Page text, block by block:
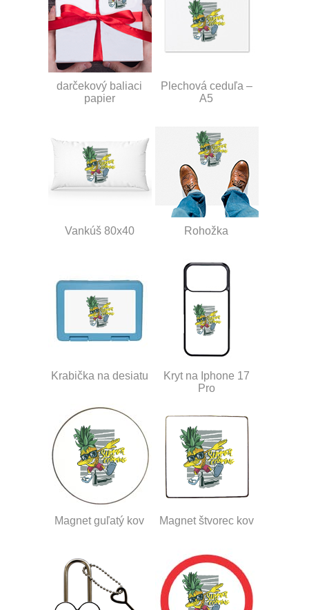
darčekový baliaci
papier
Plechová ceduľa –
A5
Vankúš 80x40 Rohožka
Krabička na desiatu
Kryt na Iphone 17
Pro
Magnet guľatý kov Magnet štvorec kov